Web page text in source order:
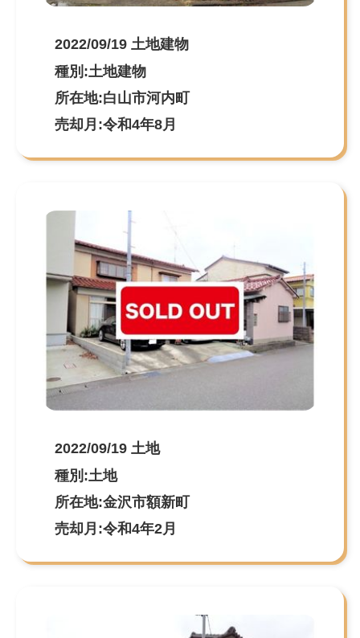
2022/09/19 土地建物
種別:土地建物
所在地:白山市河内町
売却月:令和4年8月
2022/09/19 土地
種別:土地
所在地:金沢市額新町
売却月:令和4年2月